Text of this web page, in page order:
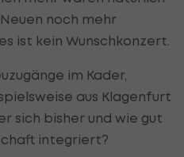
noch mehr
ist kein Wunschkonzert.
im Kader,
aus Klagenfurt
sich bisher und wie gut
integriert?